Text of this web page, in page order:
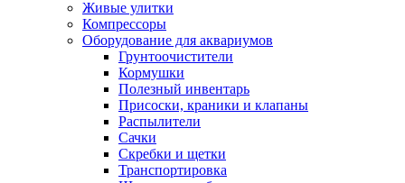
Живые улитки
Компрессоры
Оборудование для аквариумов
Грунтоочистители
Кормушки
Полезный инвентарь
Присоски, краники и клапаны
Распылители
Сачки
Скребки и щетки
Транспортировка